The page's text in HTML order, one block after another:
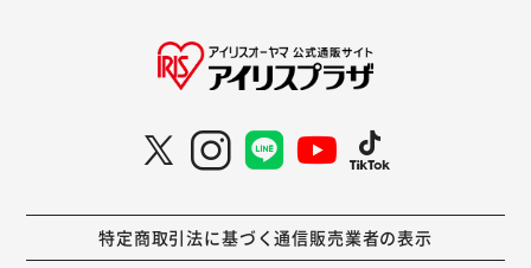
特定商取引法に基づく通信販売業者の表示